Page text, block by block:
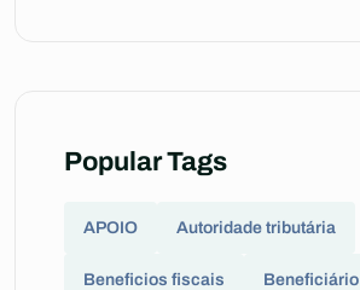
Popular Tags
APOIO Autoridade tributária
Beneficios fiscais Beneficiário